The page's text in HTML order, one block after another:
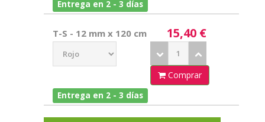
Entrega en 2 - 3 días
T-S - 12 mm x 120 cm 15,40 €
Comprar
Entrega en 2 - 3 días